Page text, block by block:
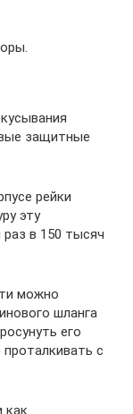
защитные
рейки
эту
в 150 тысяч
можно
шланга
его
с
как